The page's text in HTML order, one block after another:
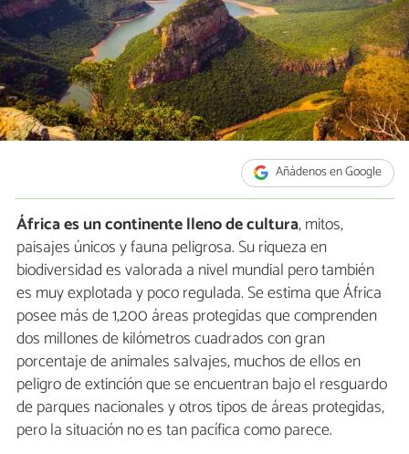
Añádenos en Google
África es un continente lleno de cultura, mitos,
paisajes únicos y fauna peligrosa. Su riqueza en
biodiversidad es valorada a nivel mundial pero también
es muy explotada y poco regulada. Se estima que África
posee más de 1,200 áreas protegidas que comprenden
dos millones de kilómetros cuadrados con gran
porcentaje de animales salvajes, muchos de ellos en
peligro de extinción que se encuentran bajo el resguardo
de parques nacionales y otros tipos de áreas protegidas,
pero la situación no es tan pacífica como parece.